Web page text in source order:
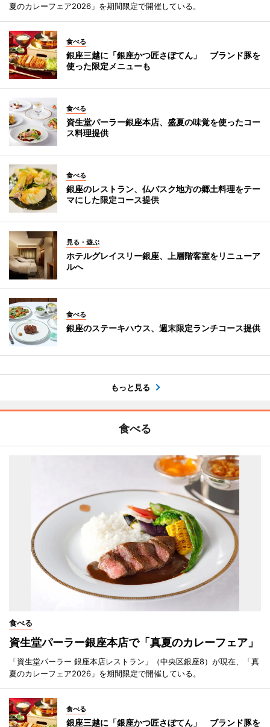
夏のカレーフェア2026」を期間限定で開催している。
食べる
銀座三越に「銀座かつ匠さぼてん」 ブランド豚を
使った限定メニューも
食べる
資生堂パーラー銀座本店、盛夏の味覚を使ったコー
ス料理提供
食べる
銀座のレストラン、仏バスク地方の郷土料理をテー
マにした限定コース提供
見る・遊ぶ
ホテルグレイスリー銀座、上層階客室をリニューア
ルへ
食べる
銀座のステーキハウス、週末限定ランチコース提供
もっと見る
食べる
食べる
資生堂パーラー銀座本店で「真夏のカレーフェア」
「資生堂パーラー 銀座本店レストラン」（中央区銀座8）が現在、「真
夏のカレーフェア2026」を期間限定で開催している。
食べる
銀座三越に「銀座かつ匠さぼてん」 ブランド豚を